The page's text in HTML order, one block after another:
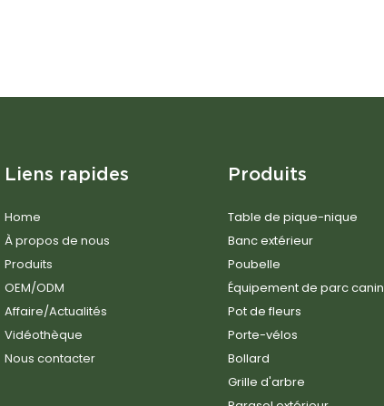
Liens rapides
Home
À propos de nous
Produits
OEM/ODM
Affaire/Actualités
Vidéothèque
Nous contacter
Produits
Table de pique-nique
Banc extérieur
Poubelle
Équipement de parc canin
Pot de fleurs
Porte-vélos
Bollard
Grille d'arbre